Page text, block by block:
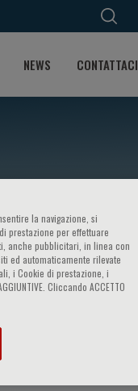
NEWS CONTATTACI
la navigazione, si
prestazione per effettuare
anche pubblicitari, in linea con
ed automaticamente rilevate
i Cookie di prestazione, i
Cliccando ACCETTO